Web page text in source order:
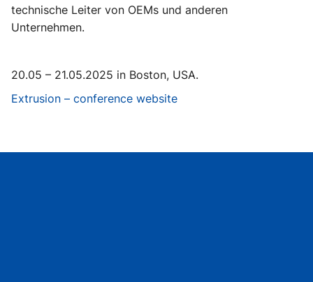
technische Leiter von OEMs und anderen
Unternehmen.
20.05 – 21.05.2025 in Boston, USA.
Extrusion – conference website